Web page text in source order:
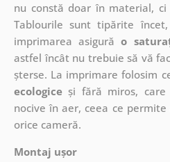
nu constă doar în material,
Tablourile sunt tipărite
imprimarea asigurăo
astfel încât nu trebuie să vă
șterse. La imprimare folosim
ecologiceși fără miros, care
nocive în aer, ceea ce
orice cameră.
Montaj ușor